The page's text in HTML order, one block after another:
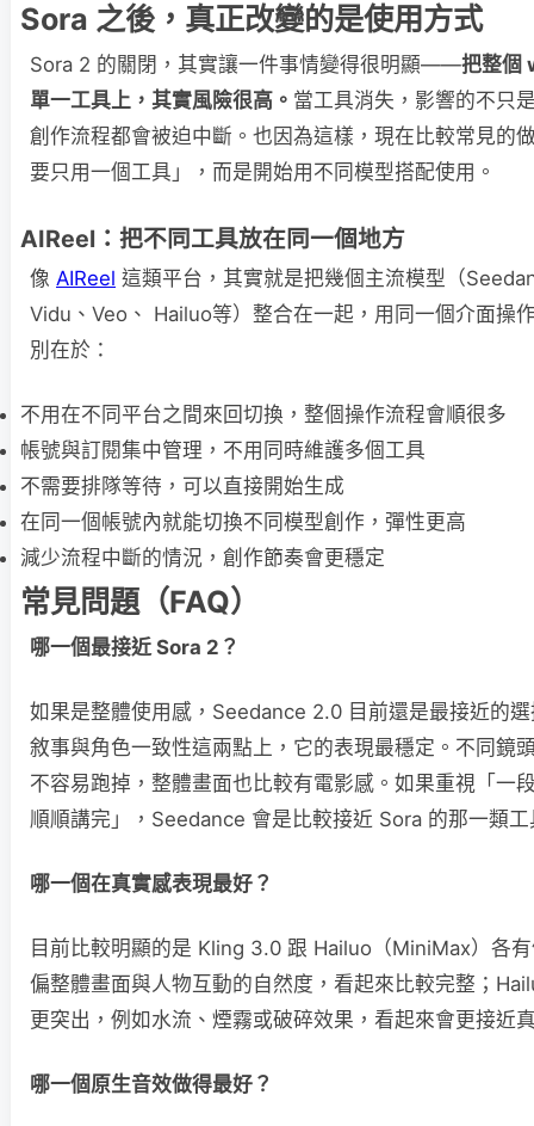
Sora 之後，真正改變的是使用方式
Sora 2 的關閉，其實讓一件事情變得很明顯——把整個
單一工具上，其實風險很高。 當工具消失，影響的不只
創作流程都會被迫中斷。也因為這樣，現在比較常見的
要只用一個工具」，而是開始用不同模型搭配使用。
AIReel：把不同工具放在同一個地方
像 AIReel 這類平台，其實就是把幾個主流模型（
Vidu、Veo、 Hailuo等）整合在一起，用同一個介面操
別在於：
不用在不同平台之間來回切換，整個操作流程會順很多
帳號與訂閱集中管理，不用同時維護多個工具
不需要排隊等待，可以直接開始生成
在同一個帳號內就能切換不同模型創作，彈性更高
減少流程中斷的情況，創作節奏會更穩定
常見問題（FAQ）
哪一個最接近 Sora 2？
如果是整體使用感，Seedance 2.0 目前還是最接近的
敘事與角色一致性這兩點上，它的表現最穩定。不同鏡
不容易跑掉，整體畫面也比較有電影感。如果重視「一
順順講完」，Seedance 會是比較接近 Sora 的那一類工
哪一個在真實感表現最好？
目前比較明顯的是 Kling 3.0 跟 Hailuo（MiniMax）各
偏整體畫面與人物互動的自然度，看起來比較完整；
更突出，例如水流、煙霧或破碎效果，看起來會更接近
哪一個原生音效做得最好？